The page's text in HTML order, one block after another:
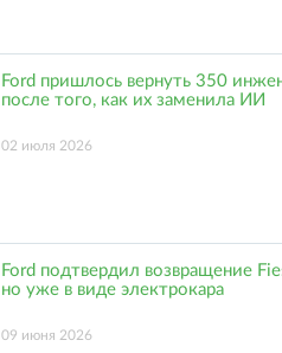
Ford пришлось вернуть 350
после того, как их заменила ИИ
02 июля 2026
Ford подтвердил возвращение
но уже в виде электрокара
09 июня 2026